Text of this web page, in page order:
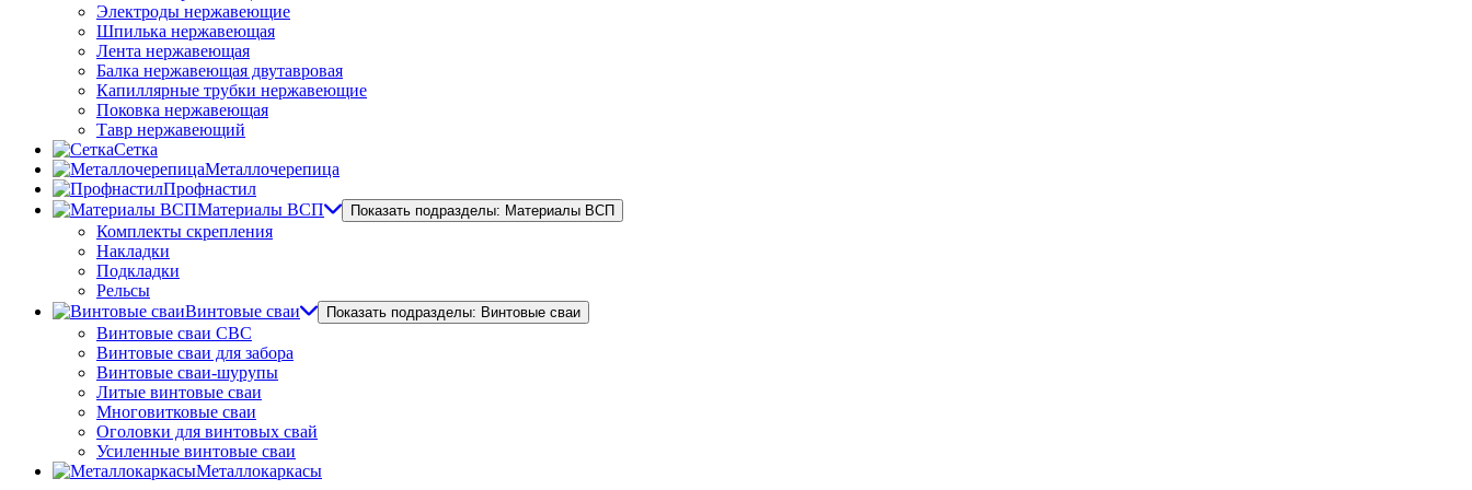
Электроды нержавеющие
Шпилька нержавеющая
Лента нержавеющая
Балка нержавеющая двутавровая
Капиллярные трубки нержавеющие
Поковка нержавеющая
Тавр нержавеющий
Сетка
Металлочерепица
Профнастил
Материалы ВСП
Показать подразделы: Материалы ВСП
Комплекты скрепления
Накладки
Подкладки
Рельсы
Винтовые сваи
Показать подразделы: Винтовые сваи
Винтовые сваи СВС
Винтовые сваи для забора
Винтовые сваи-шурупы
Литые винтовые сваи
Многовитковые сваи
Оголовки для винтовых свай
Усиленные винтовые сваи
Металлокаркасы